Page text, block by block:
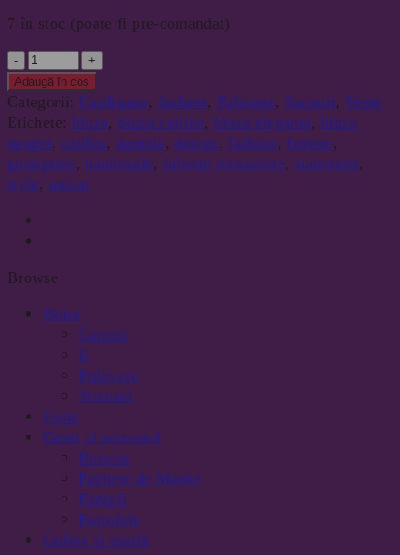
7 în stoc (poate fi pre-comandat)
Cantitate
Adaugă în coș
Categorii: Cardigane, Jachete, Paltoane, Sacouri, Veste
Etichete: bluza,bluza catifea, bluza eleganta,bluza
neagra, catifea, dantela, design, fashion, femeie,
gossiptree,handmade, iubeste romaneste, statement,
style, unicat
Browse
Bluze
Camasi
II
Pulovere
Tricouri
Fuste
Genti si accesorii
Borsete
Pachete de Martie
Pantofi
Portofele
Gulere si esarfe